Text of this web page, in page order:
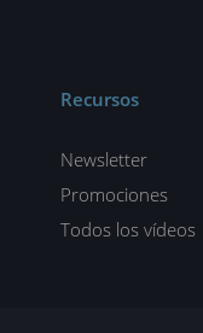
Recursos
Newsletter
Promociones
Todos los vídeos